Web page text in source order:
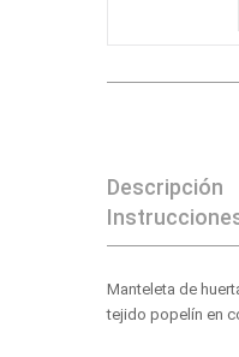
Descripción
Manteleta de
tejido popelín en